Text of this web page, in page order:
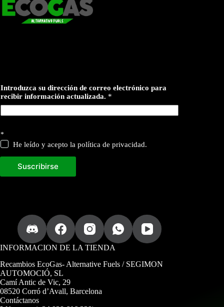
Introduzca su dirección de correo electrónico para
recibir información actualizada. *
i
i
l
z
a
d
a
.
*
He leído y acepto la política de privacidad.
Suscribirse
INFORMACION DE LA TIENDA
Recambios EcoGas- Alternative Fuels / SEGIMON
AUTOMOCIÓ, SL
Camí Antic de Vic, 29
08520 Corró d’Avall, Barcelona
Contáctanos